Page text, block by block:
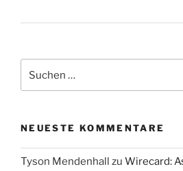
nach:
NEUESTE KOMMENTARE
Tyson Mendenhall zu Wirecard: